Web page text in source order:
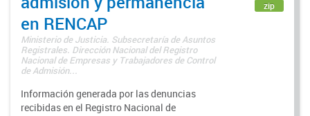
en RENCAP
Ministerio de Justicia. Subsecretaría de Asuntos
Registrales. Dirección Nacional del Registro
Nacional de Empresas y Trabajadores de Control
de Admisión...
Información generada por las denuncias
recibidas en el Registro Nacional de
zip